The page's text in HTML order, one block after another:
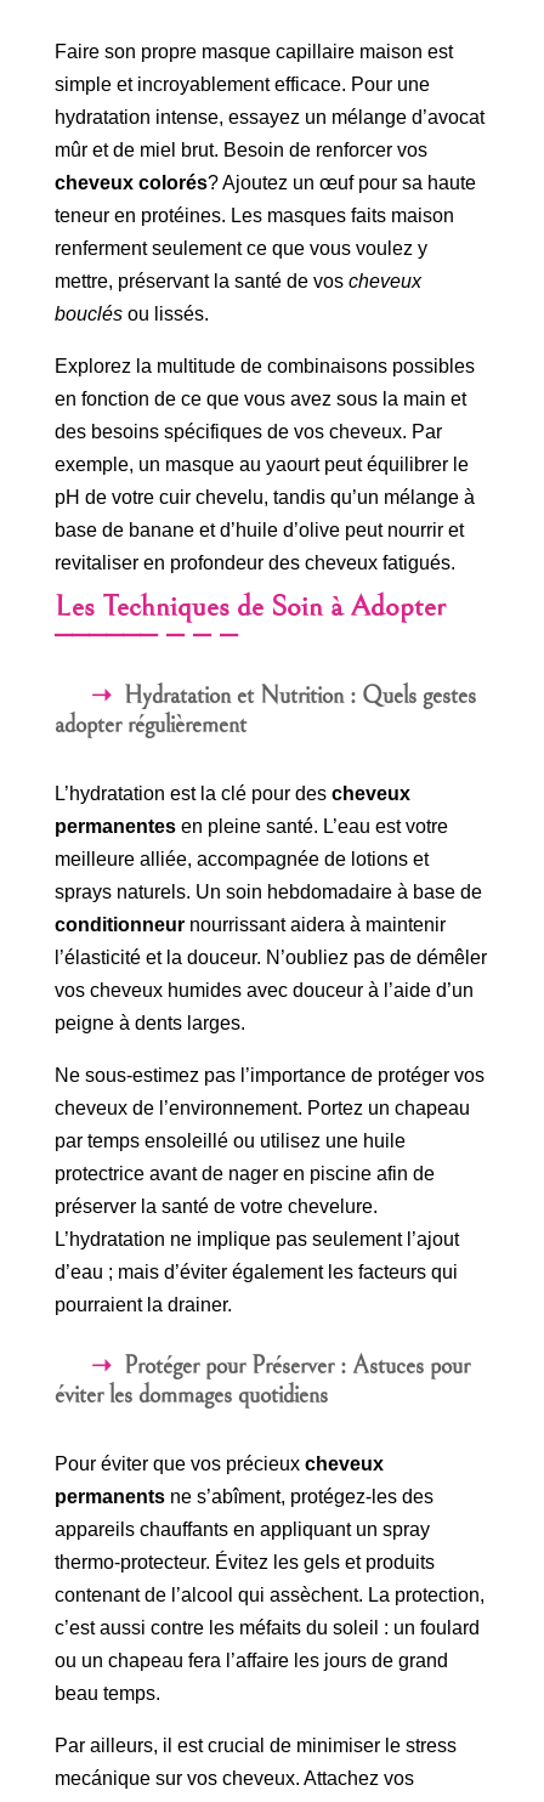
Faire son propre masque capillaire maison est
simple et incroyablement efficace. Pour une
hydratation intense, essayez un mélange d’avocat
mûr et de miel brut. Besoin de renforcer vos
cheveux colorés? Ajoutez un œuf pour sa haute
teneur en protéines. Les masques faits maison
renferment seulement ce que vous voulez y
mettre, préservant la santé de vos cheveux
bouclésou lissés.
Explorez la multitude de combinaisons possibles
en fonction de ce que vous avez sous la main et
des besoins spécifiques de vos cheveux. Par
exemple, un masque au yaourt peut équilibrer le
pH de votre cuir chevelu, tandis qu’un mélange à
base de banane et d’huile d’olive peut nourrir et
revitaliser en profondeur des cheveux fatigués.
Les Techniques de Soin à Adopter
Hydratation et Nutrition : Quels gestes
adopter régulièrement
L’hydratation est la clé pour des cheveux
permanentesen pleine santé. L’eau est votre
meilleure alliée, accompagnée de lotions et
sprays naturels. Un soin hebdomadaire à base de
conditionneurnourrissant aidera à maintenir
l’élasticité et la douceur. N’oubliez pas de démêler
vos cheveux humides avec douceur à l’aide d’un
peigne à dents larges.
Ne sous-estimez pas l’importance de protéger vos
cheveux de l’environnement. Portez un chapeau
par temps ensoleillé ou utilisez une huile
protectrice avant de nager en piscine afin de
préserver la santé de votre chevelure.
L’hydratation ne implique pas seulement l’ajout
d’eau ; mais d’éviter également les facteurs qui
pourraient la drainer.
Protéger pour Préserver : Astuces pour
éviter les dommages quotidiens
Pour éviter que vos précieux cheveux
permanentsne s’abîment, protégez-les des
appareils chauffants en appliquant un spray
thermo-protecteur. Évitez les gels et produits
contenant de l’alcool qui assèchent. La protection,
c’est aussi contre les méfaits du soleil : un foulard
ou un chapeau fera l’affaire les jours de grand
beau temps.
Par ailleurs, il est crucial de minimiser le stress
mecánique sur vos cheveux. Attachez vos